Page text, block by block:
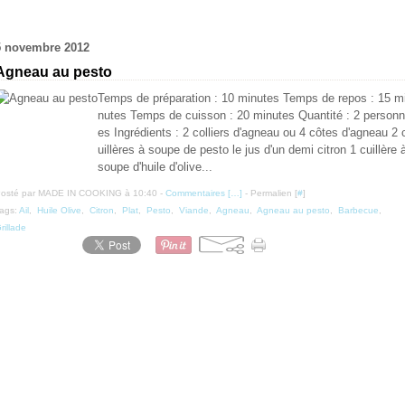
novembre 2012
au pesto
Temps de préparation : 10 minutes Temps de repos : 15 mi
nutes Temps de cuisson : 20 minutes Quantité : 2 personn
es Ingrédients : 2 colliers d'agneau ou 4 côtes d'agneau 2
uillères à soupe de pesto le jus d'un demi citron 1 cuillère
soupe d'huile d'olive...
par MADE IN COOKING à 10:40 - Commentaires [ ] - Permalien [#]
Ail Huile Olive Citron Plat Pesto Viande Agneau Agneau au pesto Barbecue